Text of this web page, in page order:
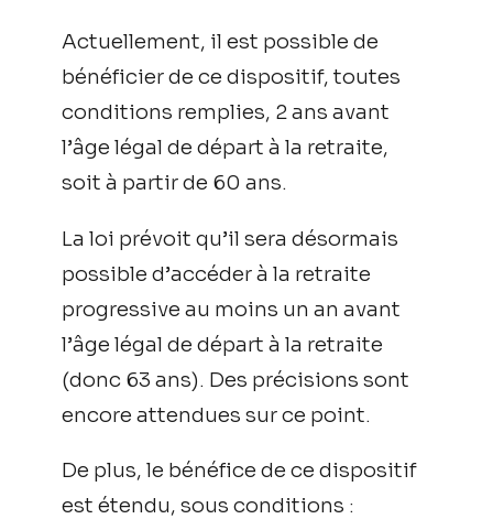
Actuellement, il est possible de
bénéficier de ce dispositif, toutes
conditions remplies, 2 ans avant
l’âge légal de départ à la retraite,
soit à partir de 60 ans.
La loi prévoit qu’il sera désormais
possible d’accéder à la retraite
progressive au moins un an avant
l’âge légal de départ à la retraite
(donc 63 ans). Des précisions sont
encore attendues sur ce point.
De plus, le bénéfice de ce dispositif
est étendu, sous conditions :